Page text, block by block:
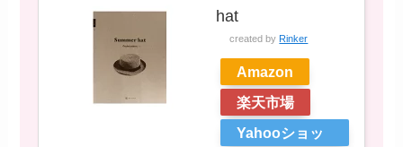
hat
created by Rinker
Amazon
楽天市場
Yahooショッ